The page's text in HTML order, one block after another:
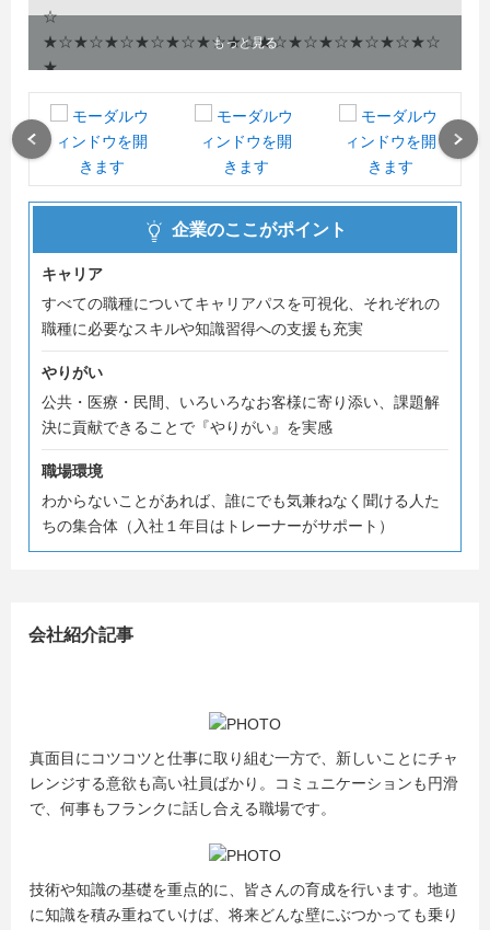
☆
★☆★☆★☆★☆★☆★☆★☆★☆★☆★☆★☆★☆★☆
★
こんにちは！エフコムマーケティング採用担当の斎藤で
す。
当社の採用ページにアクセスして頂き、ありがとうござい
こんな想い↓を叶えたいあなたに是非とも聴いていただき
たい内容となっております。
○「お客様から『ありがとう』と言われたい」という想
○「自分自身の成長」を大切にされる方
○「働きやすさ」を重視される方
当社にご興味のある方は、まずはマイナビよりエントリー
をお願いいたします！
もっと見る
企業のここがポイント
キャリア
すべての職種についてキャリアパスを可視化、それぞれの
職種に必要なスキルや知識習得への支援も充実
やりがい
公共・医療・民間、いろいろなお客様に寄り添い、課題解
決に貢献できることで『やりがい』を実感
職場環境
わからないことがあれば、誰にでも気兼ねなく聞ける人た
ちの集合体（入社１年目はトレーナーがサポート）
会社紹介記事
真面目にコツコツと仕事に取り組む一方で、新しいことにチャ
レンジする意欲も高い社員ばかり。コミュニケーションも円滑
で、何事もフランクに話し合える職場です。
技術や知識の基礎を重点的に、皆さんの育成を行います。地道
に知識を積み重ねていけば、将来どんな壁にぶつかっても乗り